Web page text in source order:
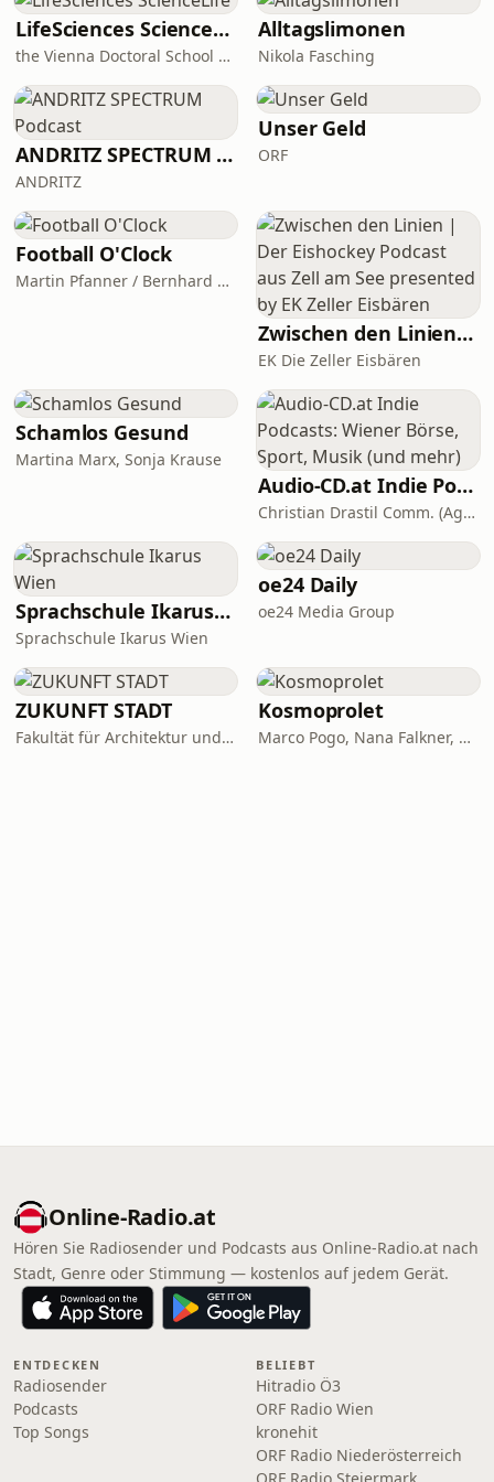
alle darum geht, sich mit seinem
10jährigen Ich zu verbinden.Der
Bestseller-Autor, der in seinem Buch "
(Null) Bock auf Arbeit" über die
Transformation in unserer Jobwelt sc
LifeSciences ScienceLife
the Vienna Doctoral School of Pharmaceutical, Nutritional and Sport Sciences (PhaNuSpo), University of Vienna
Alltagslimonen
Nikola Fasching
ANDRITZ SPECTRUM Podcast
ANDRITZ
Unser Geld
ORF
Football O'Clock
Martin Pfanner / Bernhard Seikovits
Zwischen den Linien | Der Eishockey Podcast aus Zell am See presented by EK Zeller Eisbären
EK Die Zeller Eisbären
Schamlos Gesund
Martina Marx, Sonja Krause
Audio-CD.at Indie Podcasts: Wiener Börse, Sport, Musik (und mehr)
Christian Drastil Comm. (Agentur für Investor Relations und Podcasts)
Sprachschule Ikarus Wien
Sprachschule Ikarus Wien
oe24 Daily
oe24 Media Group
ZUKUNFT STADT
Fakultät für Architektur und Raumplanung, TU Wien
Kosmoprolet
Marco Pogo, Nana Falkner, Andi Widmann
Online‑Radio.at
Hören Sie Radiosender und Podcasts aus Online‑Radio.at nach
Stadt, Genre oder Stimmung — kostenlos auf jedem Gerät.
ENTDECKEN
Radiosender
Podcasts
Top Songs
BELIEBT
Hitradio Ö3
ORF Radio Wien
kronehit
ORF Radio Niederösterreich